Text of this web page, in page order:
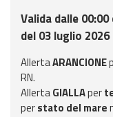
Strumenti
Operativi
Report
Valida dalle
del 03 luglio 2026
AllertaARANCIONE
RN.
AllertaGIALLAper
perstato del mare